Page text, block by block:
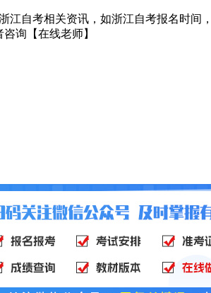
自考相关资讯，如浙江自考报名时间
询【在线老师】